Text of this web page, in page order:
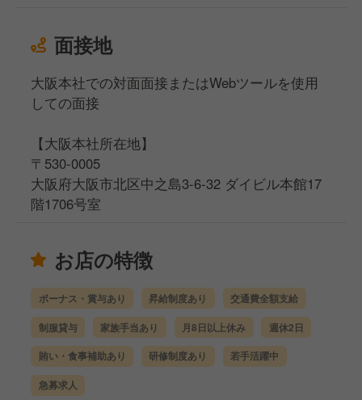
面接地
大阪本社での対面面接またはWebツールを使用
しての面接
【大阪本社所在地】
〒530-0005
大阪府大阪市北区中之島3-6-32 ダイビル本館17
階1706号室
お店の特徴
ボーナス・賞与あり 昇給制度あり 交通費全額支給
制服貸与 家族手当あり 月8日以上休み 週休2日
賄い・食事補助あり 研修制度あり 若手活躍中
急募求人